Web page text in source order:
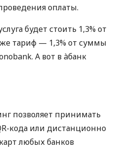
оплаты.
будет стоить 1,3% от
тариф — 1,3% от суммы
А вот в àбанк
позволяет принимать
кода или дистанционно
любых банков